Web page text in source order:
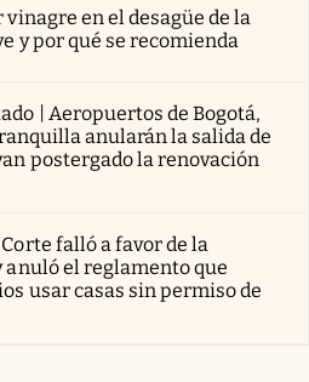
vinagre en el desagüe de la
y por qué se recomienda
| Aeropuertos de Bogotá,
anularán la salida de
postergado la renovación
falló a favor de la
el reglamento que
usar casas sin permiso de